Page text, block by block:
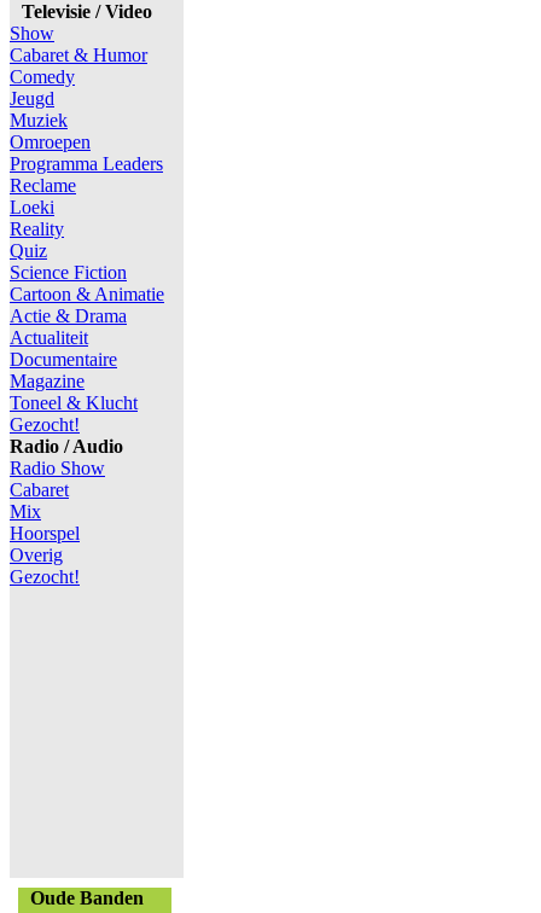
Televisie / Video
Show
Cabaret & Humor
Comedy
Jeugd
Muziek
Omroepen
Programma Leaders
Reclame
Loeki
Reality
Quiz
Science Fiction
Cartoon & Animatie
Actie & Drama
Actualiteit
Documentaire
Magazine
Toneel & Klucht
Gezocht!
Radio / Audio
Radio Show
Cabaret
Mix
Hoorspel
Overig
Gezocht!
Oude Banden